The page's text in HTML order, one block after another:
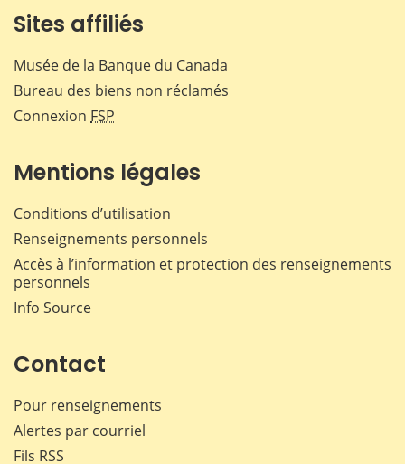
Sites affiliés
Musée de la Banque du Canada
Bureau des biens non réclamés
Connexion FSP
Mentions légales
Conditions d’utilisation
Renseignements personnels
Accès à l’information et protection des renseignements
personnels
Info Source
Contact
Pour renseignements
Alertes par courriel
Fils RSS